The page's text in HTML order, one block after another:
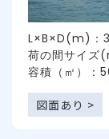
L×B×D(m)：
荷の間サイ
容積（㎥）：
図面あり >